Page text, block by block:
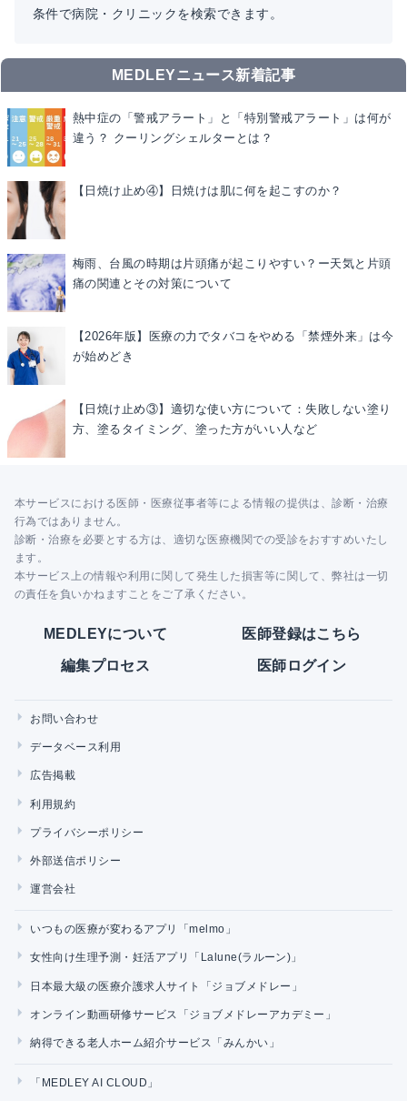
条件で病院・クリニックを検索できます。
MEDLEYニュース新着記事
熱中症の「警戒アラート」と「特別警戒アラート」は何が
違う？ クーリングシェルターとは？
【日焼け止め④】日焼けは肌に何を起こすのか？
梅雨、台風の時期は片頭痛が起こりやすい？ー天気と片頭
痛の関連とその対策について
【2026年版】医療の力でタバコをやめる「禁煙外来」は今
が始めどき
【日焼け止め③】適切な使い方について：失敗しない塗り
方、塗るタイミング、塗った方がいい人など
本サービスにおける医師・医療従事者等による情報の提供は、診断・治療
行為ではありません。
診断・治療を必要とする方は、適切な医療機関での受診をおすすめいたし
ます。
本サービス上の情報や利用に関して発生した損害等に関して、弊社は一切
の責任を負いかねますことをご了承ください。
MEDLEYについて 医師登録はこちら
編集プロセス 医師ログイン
お問い合わせ
データベース利用
広告掲載
利用規約
プライバシーポリシー
外部送信ポリシー
運営会社
いつもの医療が変わるアプリ「melmo」
女性向け生理予測・妊活アプリ「Lalune(ラルーン)」
日本最大級の医療介護求人サイト「ジョブメドレー」
オンライン動画研修サービス「ジョブメドレーアカデミー」
納得できる老人ホーム紹介サービス「みんかい」
「MEDLEY AI CLOUD」